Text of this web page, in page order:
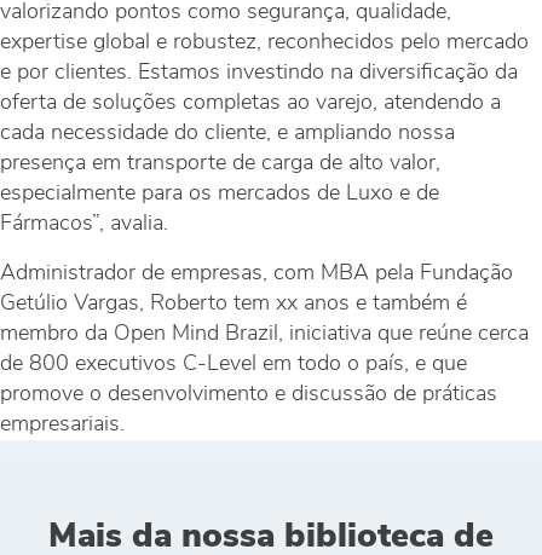
valorizando pontos como segurança, qualidade,
expertise global e robustez, reconhecidos pelo mercado
e por clientes. Estamos investindo na diversificação da
oferta de soluções completas ao varejo, atendendo a
cada necessidade do cliente, e ampliando nossa
presença em transporte de carga de alto valor,
especialmente para os mercados de Luxo e de
Fármacos”, avalia.
Administrador de empresas, com MBA pela Fundação
Getúlio Vargas, Roberto tem xx anos e também é
membro da Open Mind Brazil, iniciativa que reúne cerca
de 800 executivos C-Level em todo o país, e que
promove o desenvolvimento e discussão de práticas
empresariais.
Mais da nossa biblioteca de